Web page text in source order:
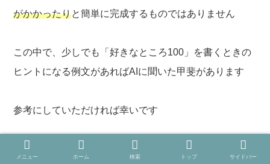
がかかったりと簡単に完成するものではありません
この中で、少しでも「好きなところ100」を書くときの
ヒントになる例文があればAIに聞いた甲斐があります
参考にしていただければ幸いです
ChatGPT
は無料で誰でもAIとチャットができるサイト
メニュー ホーム 検索 トップ サイドバー